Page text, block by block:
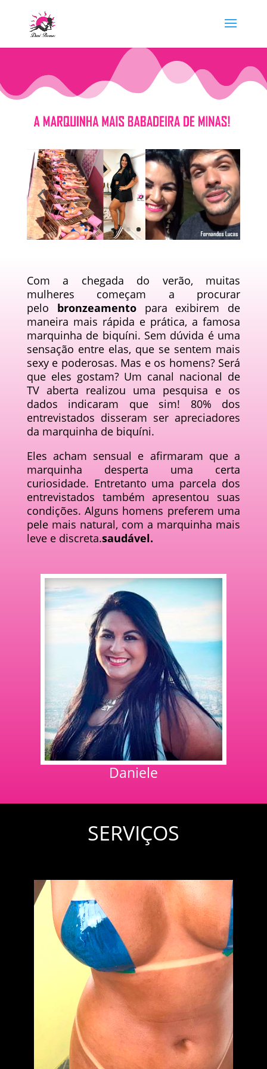
Com a chegada do verão, muitas
mulheres começam a procurar
pelo bronzeamento para exibirem de
maneira mais rápida e prática, a famosa
marquinha de biquíni. Sem dúvida é uma
sensação entre elas, que se sentem mais
sexy e poderosas. Mas e os homens? Será
que eles gostam? Um canal nacional de
TV aberta realizou uma pesquisa e os
dados indicaram que sim! 80% dos
entrevistados disseram ser apreciadores
da marquinha de biquíni.
Eles acham sensual e afirmaram que a
marquinha desperta uma certa
curiosidade. Entretanto uma parcela dos
entrevistados também apresentou suas
condições. Alguns homens preferem uma
pele mais natural, com a marquinha mais
leve e discreta.saudável.
Daniele
SERVIÇOS